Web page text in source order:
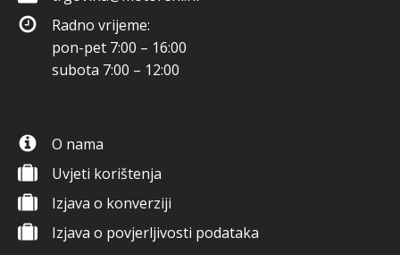
Radno vrijeme:
pon-pet 7:00 – 16:00
subota 7:00 – 12:00
O nama
Uvjeti korištenja
Izjava o konverziji
Izjava o povjerljivosti podataka